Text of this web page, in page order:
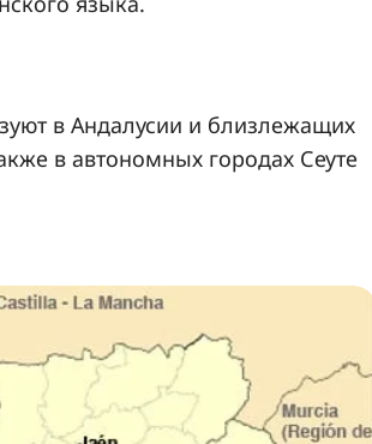
в Андалусии и близлежащих
в автономных городах Сеуте